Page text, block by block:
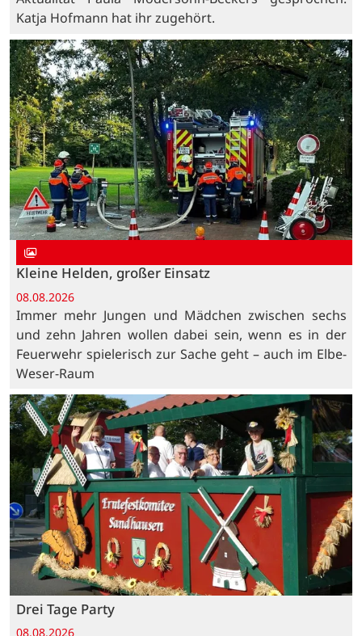
Katja Hofmann hat ihr zugehört.
Kleine Helden, großer Einsatz
08.08.2026
Immer mehr Jungen und Mädchen zwischen sechs
und zehn Jahren wollen dabei sein, wenn es in der
Feuerwehr spielerisch zur Sache geht – auch im Elbe-
Weser-Raum
Drei Tage Party
08.08.2026